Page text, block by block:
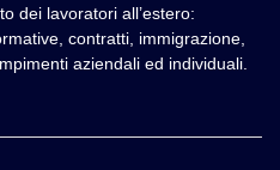
dei lavoratori all’estero:
contratti, immigrazione,
aziendali ed individuali.